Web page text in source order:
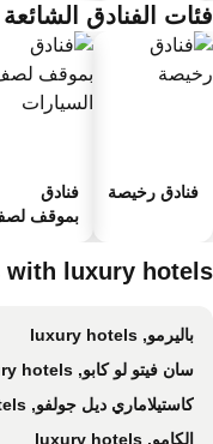
الفنادق
فنادق رخيصة
فنادق
بموقف
السيارات
with luxury
باليرمو, luxury hotels
سان فيتو لو كابو, luxury hotels
كاستيلاماري ديل جولفو, luxury hotels
الكامو, luxury hotels